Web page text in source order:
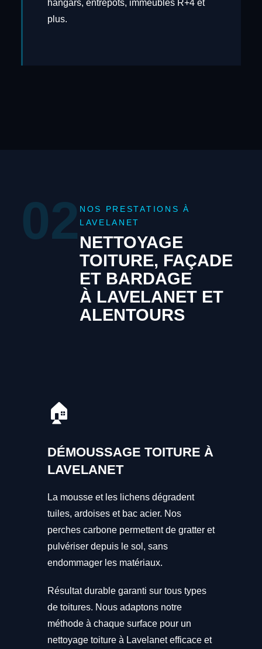
hangars, entrepôts, immeubles R+4 et
plus.
02 NOS PRESTATIONS À
LAVELANET
NETTOYAGE
TOITURE, FAÇADE
ET BARDAGE
À LAVELANET ET
ALENTOURS
🏠
DÉMOUSSAGE TOITURE À
LAVELANET
La mousse et les lichens dégradent
tuiles, ardoises et bac acier. Nos
perches carbone permettent de gratter et
pulvériser depuis le sol, sans
endommager les matériaux.
Résultat durable garanti sur tous types
de toitures. Nous adaptons notre
méthode à chaque surface pour un
nettoyage toiture à Lavelanet efficace et